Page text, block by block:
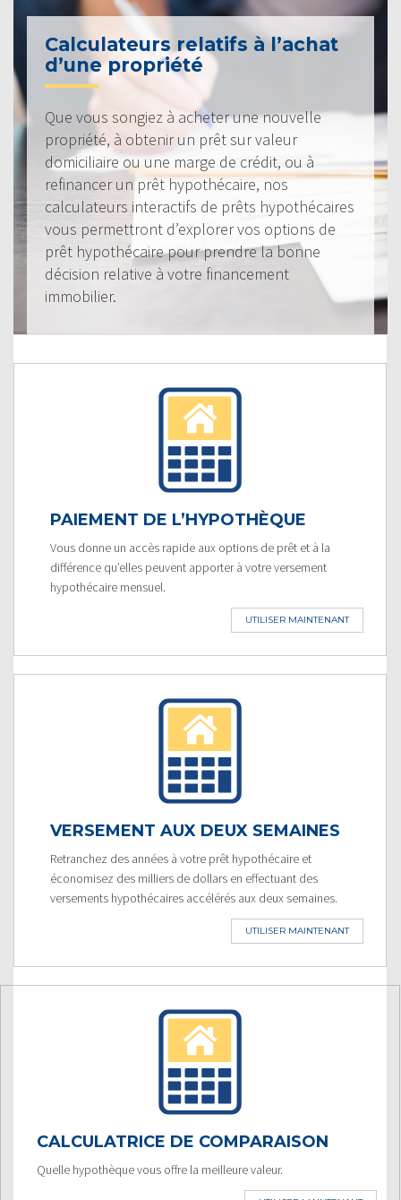
Calculateurs relatifs à l’achat
d’une propriété
Que vous songiez à acheter une nouvelle
propriété, à obtenir un prêt sur valeur
domiciliaire ou une marge de crédit, ou à
refinancer un prêt hypothécaire, nos
calculateurs interactifs de prêts hypothécaires
vous permettront d’explorer vos options de
prêt hypothécaire pour prendre la bonne
décision relative à votre financement
immobilier.
PAIEMENT DE L’HYPOTHÈQUE
Vous donne un accès rapide aux options de prêt et à la
différence qu’elles peuvent apporter à votre versement
hypothécaire mensuel.
UTILISER MAINTENANT
VERSEMENT AUX DEUX SEMAINES
Retranchez des années à votre prêt hypothécaire et
économisez des milliers de dollars en effectuant des
versements hypothécaires accélérés aux deux semaines.
UTILISER MAINTENANT
CALCULATRICE DE COMPARAISON
Quelle hypothèque vous offre la meilleure valeur.